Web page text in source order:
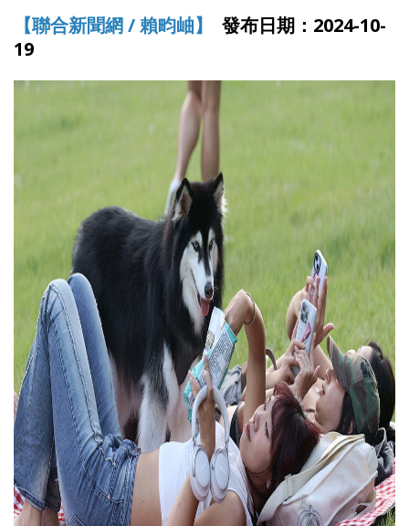
【聯合新聞網 / 賴畇岫】
發布日期：2024-10-
19